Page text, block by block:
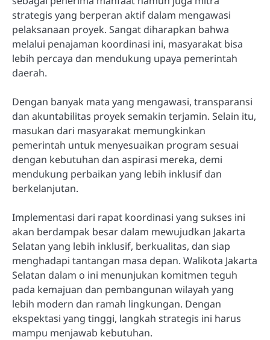
strategis yang berperan aktif dalam mengawasi
pelaksanaan proyek. Sangat diharapkan bahwa
melalui penajaman koordinasi ini, masyarakat bisa
lebih percaya dan mendukung upaya pemerintah
daerah.
Dengan banyak mata yang mengawasi, transparansi
dan akuntabilitas proyek semakin terjamin. Selain itu,
masukan dari masyarakat memungkinkan
pemerintah untuk menyesuaikan program sesuai
dengan kebutuhan dan aspirasi mereka, demi
mendukung perbaikan yang lebih inklusif dan
berkelanjutan.
Implementasi dari rapat koordinasi yang sukses ini
akan berdampak besar dalam mewujudkan Jakarta
Selatan yang lebih inklusif, berkualitas, dan siap
menghadapi tantangan masa depan. Walikota Jakarta
Selatan dalam o ini menunjukan komitmen teguh
pada kemajuan dan pembangunan wilayah yang
lebih modern dan ramah lingkungan. Dengan
ekspektasi yang tinggi, langkah strategis ini harus
mampu menjawab kebutuhan.